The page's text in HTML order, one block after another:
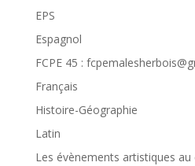
EPS
Espagnol
FCPE 45 :
Français
Histoire-Géographie
Latin
Les évènements artistiques